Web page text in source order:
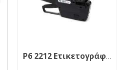
P6 2212 Ετικετογράφος Open Ιταλίας